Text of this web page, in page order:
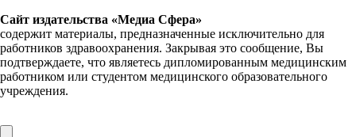
Сайт издательства «Медиа Сфера»
содержит материалы, предназначенные исключительно для
работников здравоохранения. Закрывая это сообщение, Вы
подтверждаете, что являетесь дипломированным медицинским
работником или студентом медицинского образовательного
учреждения.